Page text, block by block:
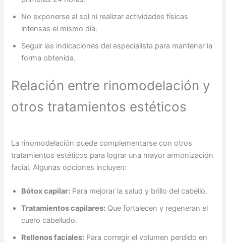
No exponerse al sol ni realizar actividades físicas
intensas el mismo día.
Seguir las indicaciones del especialista para mantener la
forma obtenida.
Relación entre rinomodelación y
otros tratamientos estéticos
La rinomodelación puede complementarse con otros
tratamientos estéticos para lograr una mayor armonización
facial. Algunas opciones incluyen:
Bótox capilar: Para mejorar la salud y brillo del cabello.
Tratamientos capilares: Que fortalecen y regeneran el
cuero cabelludo.
Rellenos faciales: Para corregir el volumen perdido en